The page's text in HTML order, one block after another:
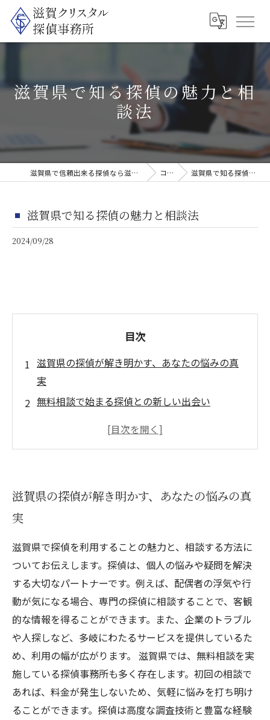
滋賀県で知る探偵の魅力と相
談法
滋賀県で信頼出来る探偵なら滋賀クリスタル探偵事務所 コラム 滋賀県で知る探偵の魅力と相談法
滋賀県で知る探偵の魅力と相談法
2024/09/28
目次
滋賀県の探偵が解き明かす、あなたの悩みの真
実
無料相談で始まる探偵との新しい出会い
探偵が行う調査の透明性と信頼性
滋賀県の探偵業界の最新動向と利用方法
滋賀県の探偵が解き明かす、あなたの悩みの真
実
滋賀県で探偵を利用することの魅力と、相談する方法に
ついてお伝えします。探偵は、個人の悩みや疑問を解決
する大切なパートナーです。例えば、配偶者の浮気や行
動が気になる場合、専門の探偵に相談することで、客観
的な情報を得ることができます。また、企業のトラブル
や人探しなど、多岐にわたるサービスを提供しているた
め、利用の幅が広がります。 滋賀県では、無料相談を実
施している探偵事務所も多く存在します。初回の相談で
あれば、料金が発生しないため、気軽に悩みを打ち明け
ることができます。探偵は高度な調査技術と豊富な経験